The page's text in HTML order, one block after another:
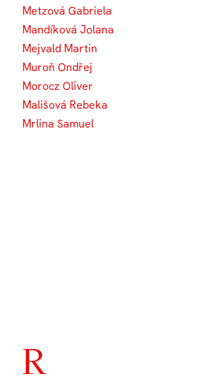
Metzová Gabriela
Mandíková Jolana
Mejvald Martin
Muroň Ondřej
Morocz Oliver
Mališová Rebeka
Mrlina Samuel
R